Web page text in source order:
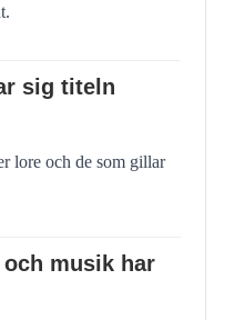
sig titeln
lore och de som gillar
musik har